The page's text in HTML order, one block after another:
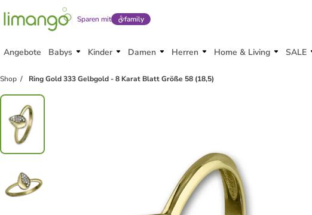
Sparen mit family
Angebote Babys Kinder Damen Herren Home & Living SALE
Shop Ring Gold 333 Gelbgold - 8 Karat Blatt Größe 58 (18,5)